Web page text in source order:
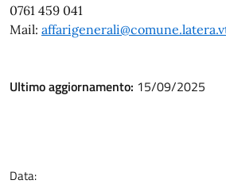
0761 459 041
Mail:
Ultimo aggiornamento: 15/09/2025
Data: